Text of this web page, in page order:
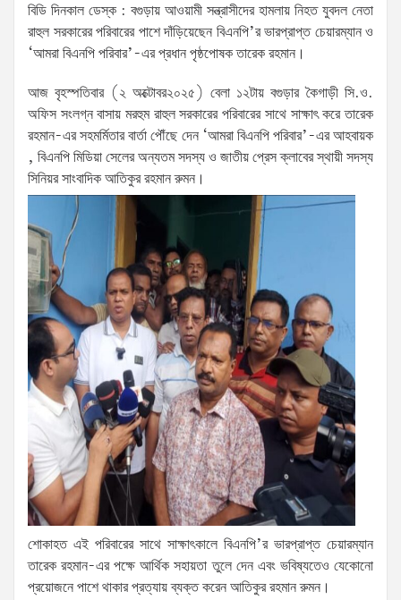
বিডি দিনকাল ডেস্ক : বগুড়ায় আওয়ামী সন্ত্রাসীদের হামলায় নিহত যুবদল নেতা
রাহুল সরকারের পরিবারের পাশে দাঁড়িয়েছেন বিএনপি’র ভারপ্রাপ্ত চেয়ারম্যান ও
‘আমরা বিএনপি পরিবার’-এর প্রধান পৃষ্ঠপোষক তারেক রহমান।
আজ বৃহস্পতিবার (২ অক্টোবর২০২৫) বেলা ১২টায় বগুড়ার কৈগাড়ী সি.ও.
অফিস সংলগ্ন বাসায় মরহুম রাহুল সরকারের পরিবারের সাথে সাক্ষাৎ করে তারেক
রহমান-এর সহমর্মিতার বার্তা পৌঁছে দেন ‘আমরা বিএনপি পরিবার’-এর আহবায়ক
, বিএনপি মিডিয়া সেলের অন্যতম সদস্য ও জাতীয় প্রেস ক্লাবের স্থায়ী সদস্য
সিনিয়র সাংবাদিক আতিকুর রহমান রুমন।
শোকাহত এই পরিবারের সাথে সাক্ষাৎকালে বিএনপি’র ভারপ্রাপ্ত চেয়ারম্যান
তারেক রহমান-এর পক্ষে আর্থিক সহায়তা তুলে দেন এবং ভবিষ্যতেও যেকোনো
প্রয়োজনে পাশে থাকার প্রত্যায় ব্যক্ত করেন আতিকুর রহমান রুমন।